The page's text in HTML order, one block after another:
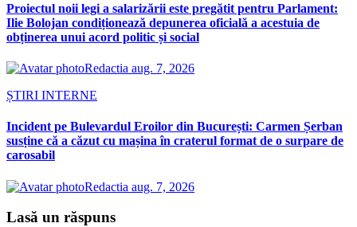
Proiectul noii legi a salarizării este pregătit pentru Parlament:
Ilie Bolojan condiționează depunerea oficială a acestuia de
obținerea unui acord politic și social
Redactia aug. 7, 2026
ȘTIRI INTERNE
Incident pe Bulevardul Eroilor din București: Carmen Șerban
susține că a căzut cu mașina în craterul format de o surpare de
carosabil
Redactia aug. 7, 2026
Lasă un răspuns